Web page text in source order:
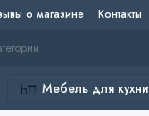
о магазине Контакты
Мебель для кухни